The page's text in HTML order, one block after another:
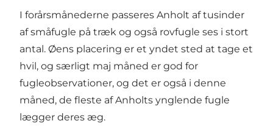
I forårsmånederne passeres Anholt af tusinder
af småfugle på træk og også rovfugle ses i stort
antal. Øens placering er et yndet sted at tage et
hvil, og særligt maj måned er god for
fugleobservationer, og det er også i denne
måned, de fleste af Anholts ynglende fugle
lægger deres æg.